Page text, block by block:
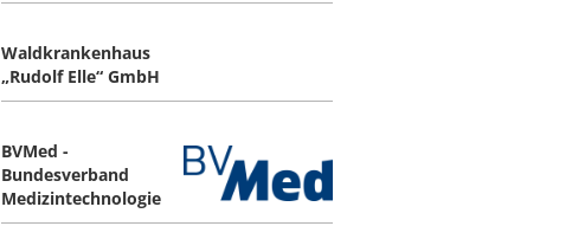
Waldkrankenhaus
„Rudolf Elle“ GmbH
BVMed -
Bundesverband
Medizintechnologie